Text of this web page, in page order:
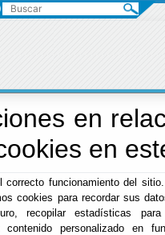
en
en
funcionamiento del
cookies para recordar sus
recopilar estadísticas
personalizado en
DE PUBLICIDAD
Buscar